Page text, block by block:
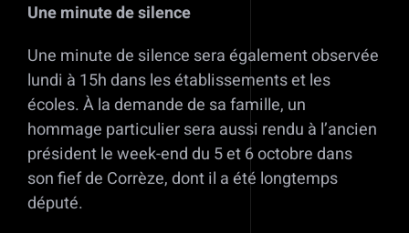
Une minute de silence
Une minute de silence sera également observée
lundi à 15h dans les établissements et les
écoles. À la demande de sa famille, un
hommage particulier sera aussi rendu à l’ancien
président le week-end du 5 et 6 octobre dans
son fief de Corrèze, dont il a été longtemps
député.